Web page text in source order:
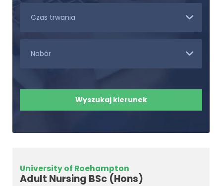
University of Roehampton
Adult Nursing BSc (Hons)